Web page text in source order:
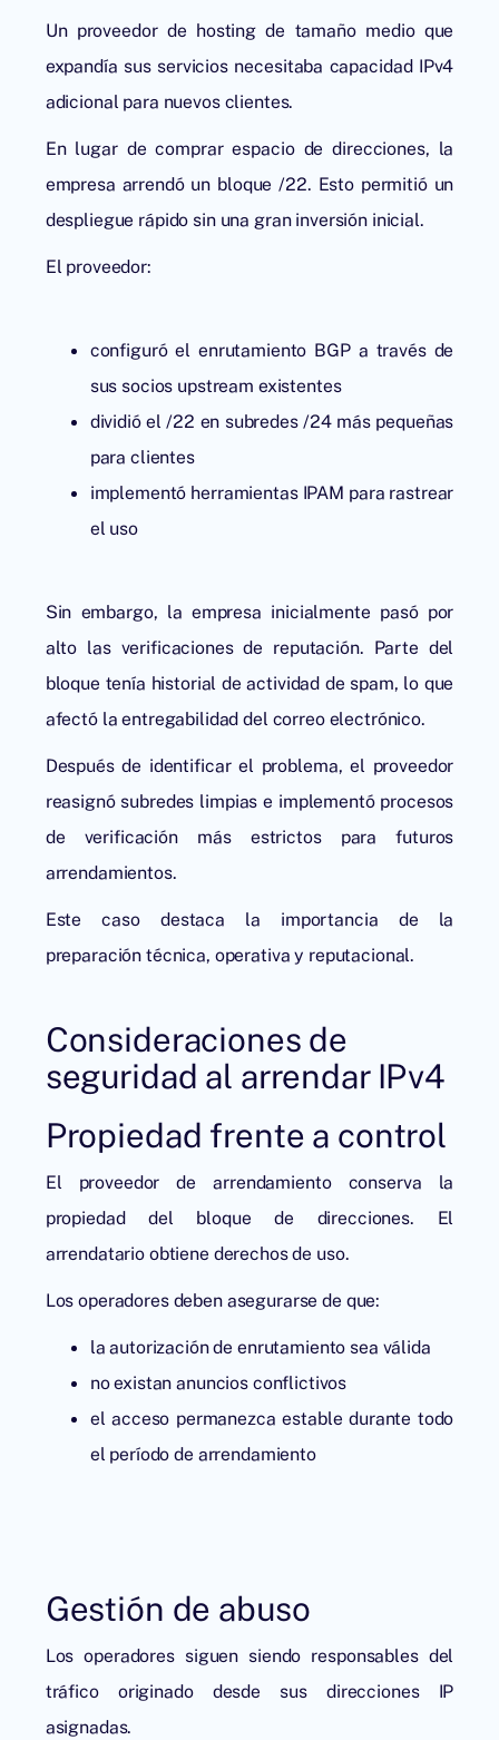
Un proveedor de hosting de tamaño medio que
expandía sus servicios necesitaba capacidad IPv4
adicional para nuevos clientes.
En lugar de comprar espacio de direcciones, la
empresa arrendó un bloque /22. Esto permitió un
despliegue rápido sin una gran inversión inicial.
El proveedor:
configuró el enrutamiento BGP a través de
sus socios upstream existentes
dividió el /22 en subredes /24 más pequeñas
para clientes
implementó herramientas IPAM para rastrear
el uso
Sin embargo, la empresa inicialmente pasó por
alto las verificaciones de reputación. Parte del
bloque tenía historial de actividad de spam, lo que
afectó la entregabilidad del correo electrónico.
Después de identificar el problema, el proveedor
reasignó subredes limpias e implementó procesos
de verificación más estrictos para futuros
arrendamientos.
Este caso destaca la importancia de la
preparación técnica, operativa y reputacional.
Consideraciones de
seguridad al arrendar IPv4
Propiedad frente a control
El proveedor de arrendamiento conserva la
propiedad del bloque de direcciones. El
arrendatario obtiene derechos de uso.
Los operadores deben asegurarse de que:
la autorización de enrutamiento sea válida
no existan anuncios conflictivos
el acceso permanezca estable durante todo
el período de arrendamiento
Gestión de abuso
Los operadores siguen siendo responsables del
tráfico originado desde sus direcciones IP
asignadas.